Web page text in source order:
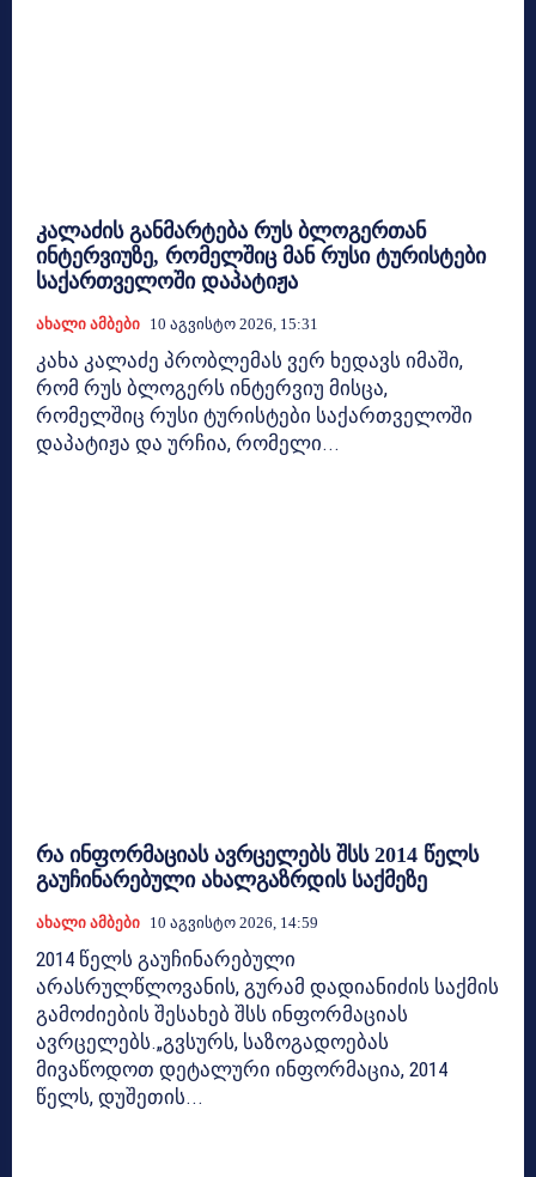
კალაძის განმარტება რუს ბლოგერთან
ინტერვიუზე, რომელშიც მან რუსი ტურისტები
საქართველოში დაპატიჟა
Ახალი Ამბები 10 Აგვისტო 2026, 15:31
კახა კალაძე პრობლემას ვერ ხედავს იმაში,
რომ რუს ბლოგერს ინტერვიუ მისცა,
რომელშიც რუსი ტურისტები საქართველოში
დაპატიჟა და ურჩია, რომელი...
რა ინფორმაციას ავრცელებს შსს 2014 წელს
გაუჩინარებული ახალგაზრდის საქმეზე
Ახალი Ამბები 10 Აგვისტო 2026, 14:59
2014 წელს გაუჩინარებული
არასრულწლოვანის, გურამ დადიანიძის საქმის
გამოძიების შესახებ შსს ინფორმაციას
ავრცელებს.„გვსურს, საზოგადოებას
მივაწოდოთ დეტალური ინფორმაცია, 2014
წელს, დუშეთის...